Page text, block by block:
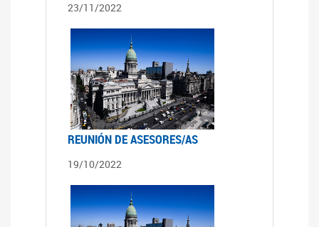
23/11/2022
REUNIÓN DE ASESORES/AS
19/10/2022